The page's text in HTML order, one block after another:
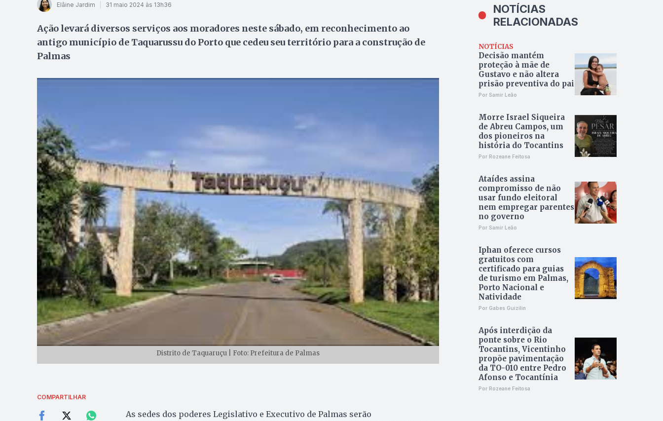
Elâine Jardim 31 maio 2024 às 13h36
Ação levará diversos serviços aos moradores neste sábado, em reconhecimento ao
antigo município de Taquarussu do Porto que cedeu seu território para a construção de
Palmas
Distrito de Taquaruçu | Foto: Prefeitura de Palmas
COMPARTILHAR
As sedes dos poderes Legislativo e Executivo de Palmas serão
NOTÍCIAS
RELACIONADAS
NOTÍCIAS
Decisão mantém
proteção à mãe de
Gustavo e não altera
prisão preventiva do pai
Por Samir Leão
Morre Israel Siqueira
de Abreu Campos, um
dos pioneiros na
história do Tocantins
Por Rozeane Feitosa
Ataídes assina
compromisso de não
usar fundo eleitoral
nem empregar parentes
no governo
Por Samir Leão
Iphan oferece cursos
gratuitos com
certificado para guias
de turismo em Palmas,
Porto Nacional e
Natividade
Por Gabes Guizilin
Após interdição da
ponte sobre o Rio
Tocantins, Vicentinho
propõe pavimentação
da TO-010 entre Pedro
Afonso e Tocantínia
Por Rozeane Feitosa